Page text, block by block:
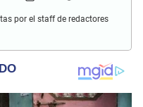
por el staff de redactores